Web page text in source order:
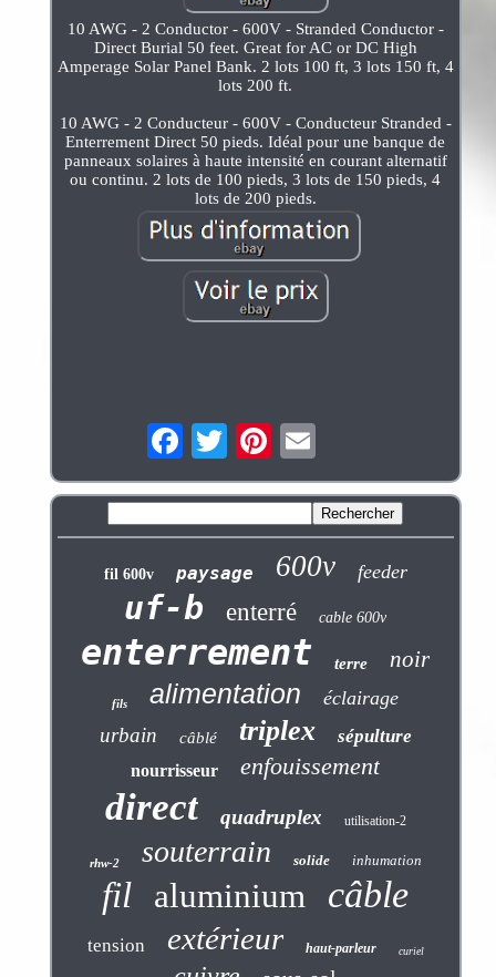
10 AWG - 2 Conductor - 600V - Stranded Conductor -
Direct Burial 50 feet. Great for AC or DC High
Amperage Solar Panel Bank. 2 lots 100 ft, 3 lots 150 ft, 4
lots 200 ft.
10 AWG - 2 Conducteur - 600V - Conducteur Stranded -
Enterrement Direct 50 pieds. Idéal pour une banque de
panneaux solaires à haute intensité en courant alternatif
ou continu. 2 lots de 100 pieds, 3 lots de 150 pieds, 4
lots de 200 pieds.
fil 600v paysage 600v feeder
uf-b enterré cable 600v
enterrement terre noir
fils alimentation éclairage
urbain câblé triplex sépulture
nourrisseur enfouissement
direct quadruplex utilisation-2
rhw-2 souterrain solide inhumation
fil aluminium câble
tension extérieur haut-parleur curiel